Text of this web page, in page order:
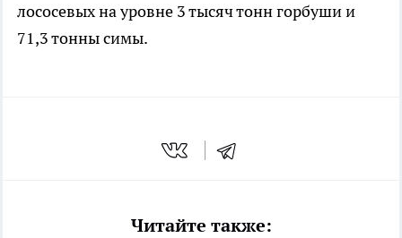
лососевых на уровне 3 тысяч тонн горбуши и
71,3 тонны симы.
Читайте также: